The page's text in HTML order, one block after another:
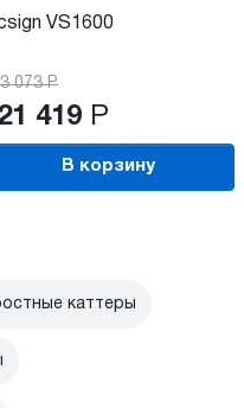
VS1600
073 Р
419 Р
В корзину
каттеры